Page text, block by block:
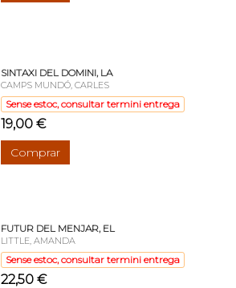
SINTAXI DEL DOMINI, LA
CAMPS MUNDÓ, CARLES
Sense estoc, consultar termini entrega
19,00 €
Comprar
FUTUR DEL MENJAR, EL
LITTLE, AMANDA
Sense estoc, consultar termini entrega
22,50 €